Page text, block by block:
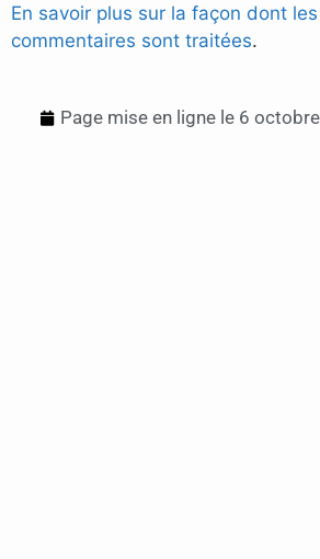
En savoir plus sur la façon dont
commentaires sont traitées.
Page mise en ligne le 6